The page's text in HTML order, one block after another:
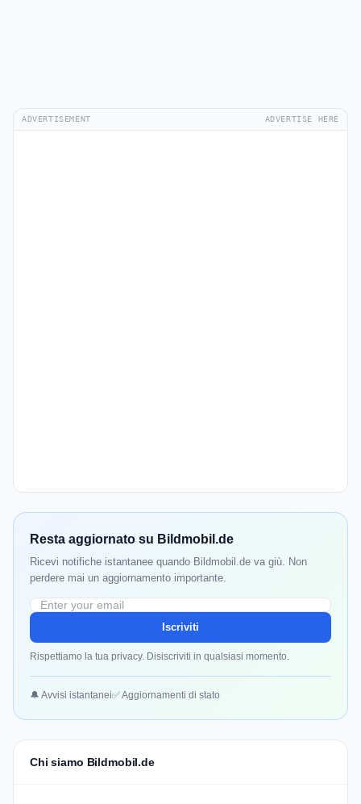
ADVERTISEMENT ADVERTISE HERE
Resta aggiornato su Bildmobil.de
Ricevi notifiche istantanee quando Bildmobil.de va giù. Non
perdere mai un aggiornamento importante.
Iscriviti
Rispettiamo la tua privacy. Disiscriviti in qualsiasi momento.
🔔 Avvisi istantanei✅ Aggiornamenti di stato
Chi siamo Bildmobil.de